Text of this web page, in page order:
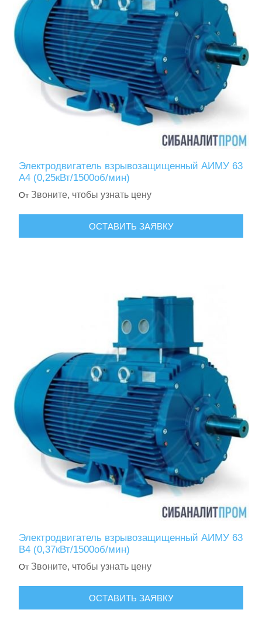
Электродвигатель взрывозащищенный АИМУ 63
А4 (0,25кВт/1500об/мин)
От Звоните, чтобы узнать цену
ОСТАВИТЬ ЗАЯВКУ
Электродвигатель взрывозащищенный АИМУ 63
В4 (0,37кВт/1500об/мин)
От Звоните, чтобы узнать цену
ОСТАВИТЬ ЗАЯВКУ